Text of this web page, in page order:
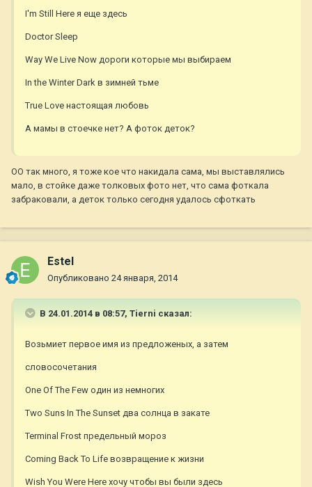
I'm Still Here я еще здесь
Doctor Sleep
Way We Live Now дороги которые мы выбираем
In the Winter Dark в зимней тьме
True Love настоящая любовь
А мамы в стоечке нет? А фоток деток?
ОО так много, я тоже кое что накидала сама, мы выставлялись
мало, в стойке даже толковых фото нет, что сама фоткала
забраковали, а деток только сегодня удалось сфоткать
Estel
Опубликовано 24 января, 2014
В 24.01.2014 в 08:57, Tierni сказал:
Возьмиет первое имя из предложеных, а затем
словосочетания
One Of The Few один из немногих
Two Suns In The Sunset два солнца в закате
Terminal Frost предельный мороз
Coming Back To Life возвращение к жизни
Wish You Were Here хочу чтобы вы были здесь